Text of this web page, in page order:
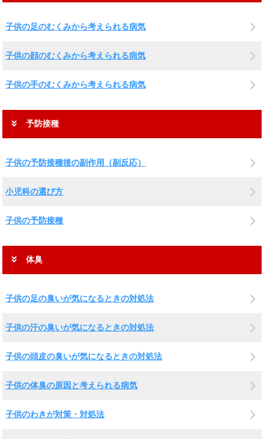
子供の足のむくみから考えられる病気
子供の顔のむくみから考えられる病気
子供の手のむくみから考えられる病気
予防接種
子供の予防接種後の副作用（副反応）
小児科の選び方
子供の予防接種
体臭
子供の足の臭いが気になるときの対処法
子供の汗の臭いが気になるときの対処法
子供の頭皮の臭いが気になるときの対処法
子供の体臭の原因と考えられる病気
子供のわきが対策・対処法